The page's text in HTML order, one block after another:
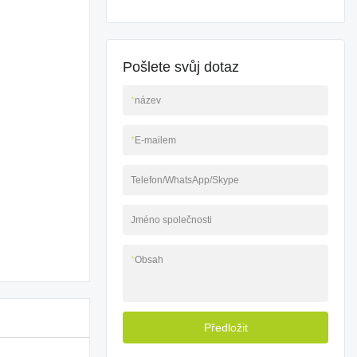
Pošlete svůj dotaz
*název
*E-mailem
Telefon/WhatsApp/Skype
Jméno společnosti
*Obsah
Předložit